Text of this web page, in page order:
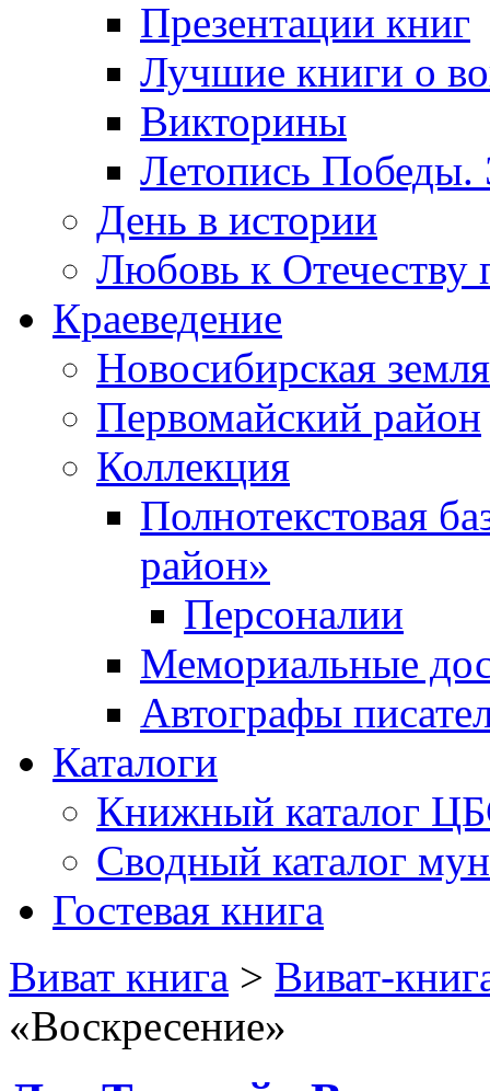
Презентации книг
Лучшие книги о
Викторины
Летопись Победы.
День в истории
Любовь к Отечеству
Краеведение
Новосибирская земля
Первомайский район
Коллекция
Полнотекстовая
район»
Персоналии
Мемориальные
Автографы
Каталоги
Книжный каталог
Сводный каталог
Гостевая книга
Виват книга > Виват-
«Воскресение»